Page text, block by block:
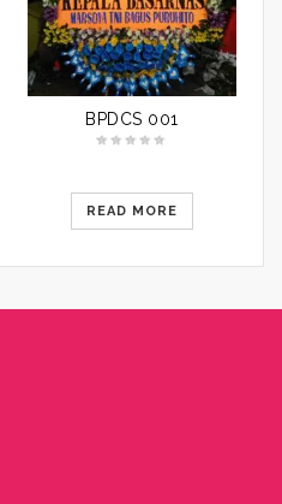
BPDCS 001
READ MORE